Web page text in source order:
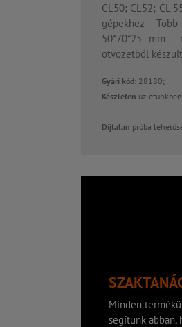
CL50; CL52; CL
gépekhez -
50*70*25 mm
ötvözetből
Gyári kód: 28180;
Készleten
Díjtalan próba
Minden
segítünk abban,